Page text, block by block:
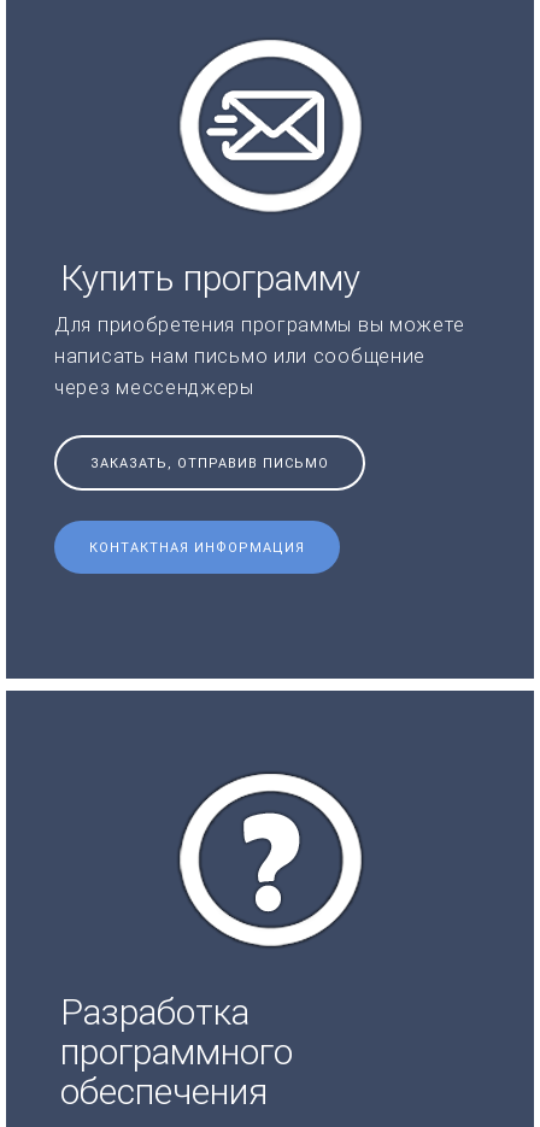
Купить программу
Для приобретения программы вы можете
написать нам письмо или сообщение
через мессенджеры
ЗАКАЗАТЬ, ОТПРАВИВ ПИСЬМО
КОНТАКТНАЯ ИНФОРМАЦИЯ
Разработка
программного
обеспечения